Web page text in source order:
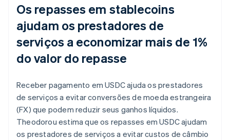
Os repasses em stablecoins
ajudam os prestadores de
serviços a economizar mais de 1%
do valor do repasse
Receber pagamento em USDC ajuda os prestadores
de serviços a evitar conversões de moeda estrangeira
(FX) que podem reduzir seus ganhos líquidos.
Theodorou estima que os repasses em USDC ajudam
os prestadores de serviços a evitar custos de câmbio